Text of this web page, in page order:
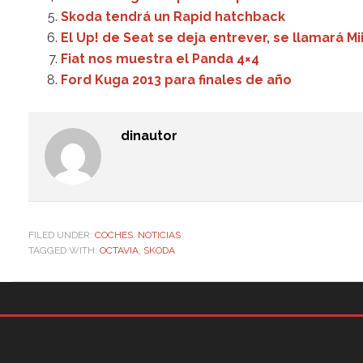
Skoda tendrá un Rapid hatchback
El Up! de Seat se deja entrever, se llamará Mii
Fiat nos muestra el Panda 4×4
Ford Kuga 2013 para finales de año
dinautor
FILED UNDER: COCHES, NOTICIAS
TAGGED WITH: OCTAVIA, SKODA